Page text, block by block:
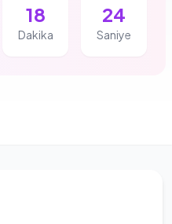
18
Dakika
23
Saniye